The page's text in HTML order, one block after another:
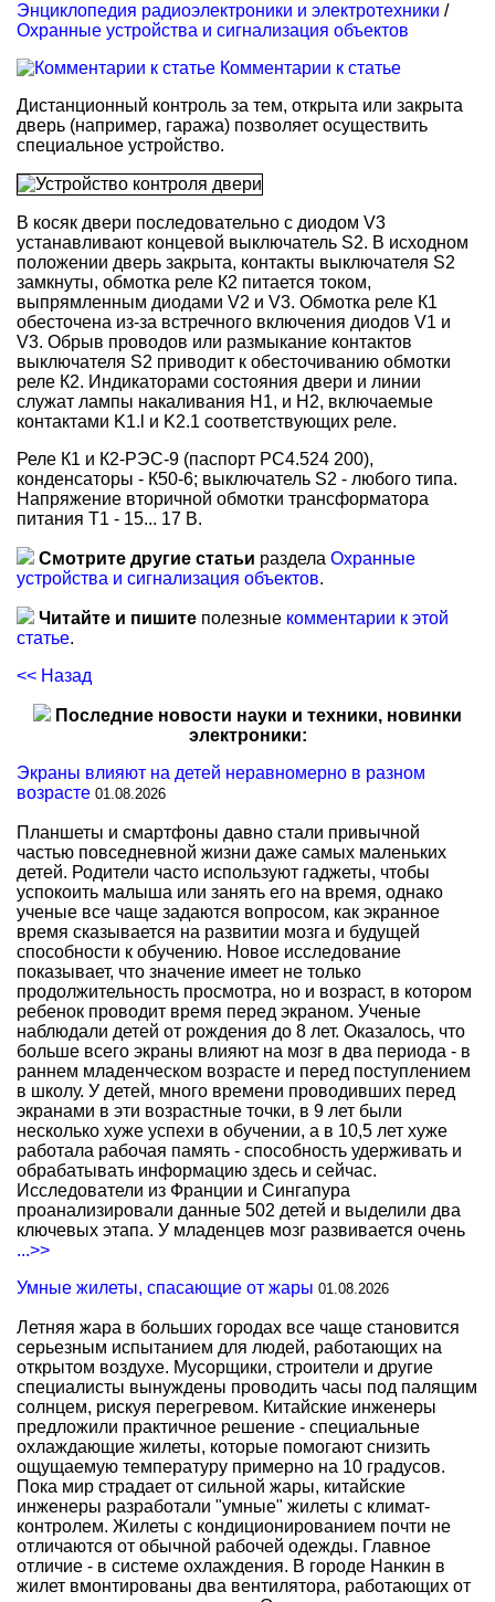
Энциклопедия радиоэлектроники и электротехники /
Охранные устройства и сигнализация объектов
Комментарии к статье
Дистанционный контроль за тем, открыта или закрыта
дверь (например, гаража) позволяет осуществить
специальное устройство.
В косяк двери последовательно с диодом V3
устанавливают концевой выключатель S2. В исходном
положении дверь закрыта, контакты выключателя S2
замкнуты, обмотка реле К2 питается током,
выпрямленным диодами V2 и V3. Обмотка реле К1
обесточена из-за встречного включения диодов V1 и
V3. Обрыв проводов или размыкание контактов
выключателя S2 приводит к обесточиванию обмотки
реле К2. Индикаторами состояния двери и линии
служат лампы накаливания H1, и Н2, включаемые
контактами K1.l и K2.1 соответствующих реле.
Реле К1 и К2-РЭС-9 (паспорт РС4.524 200),
конденсаторы - К50-6; выключатель S2 - любого типа.
Напряжение вторичной обмотки трансформатора
питания Т1 - 15... 17 В.
Смотрите другие статьи раздела Охранные
устройства и сигнализация объектов.
Читайте и пишите полезные комментарии к этой
статье.
<< Назад
Последние новости науки и техники, новинки
электроники:
Экраны влияют на детей неравномерно в разном
возрасте 01.08.2026
Планшеты и смартфоны давно стали привычной
частью повседневной жизни даже самых маленьких
детей. Родители часто используют гаджеты, чтобы
успокоить малыша или занять его на время, однако
ученые все чаще задаются вопросом, как экранное
время сказывается на развитии мозга и будущей
способности к обучению. Новое исследование
показывает, что значение имеет не только
продолжительность просмотра, но и возраст, в котором
ребенок проводит время перед экраном. Ученые
наблюдали детей от рождения до 8 лет. Оказалось, что
больше всего экраны влияют на мозг в два периода - в
раннем младенческом возрасте и перед поступлением
в школу. У детей, много времени проводивших перед
экранами в эти возрастные точки, в 9 лет были
несколько хуже успехи в обучении, а в 10,5 лет хуже
работала рабочая память - способность удерживать и
обрабатывать информацию здесь и сейчас.
Исследователи из Франции и Сингапура
проанализировали данные 502 детей и выделили два
ключевых этапа. У младенцев мозг развивается очень
...>>
Умные жилеты, спасающие от жары 01.08.2026
Летняя жара в больших городах все чаще становится
серьезным испытанием для людей, работающих на
открытом воздухе. Мусорщики, строители и другие
специалисты вынуждены проводить часы под палящим
солнцем, рискуя перегревом. Китайские инженеры
предложили практичное решение - специальные
охлаждающие жилеты, которые помогают снизить
ощущаемую температуру примерно на 10 градусов.
Пока мир страдает от сильной жары, китайские
инженеры разработали "умные" жилеты с климат-
контролем. Жилеты с кондиционированием почти не
отличаются от обычной рабочей одежды. Главное
отличие - в системе охлаждения. В городе Нанкин в
жилет вмонтированы два вентилятора, работающих от